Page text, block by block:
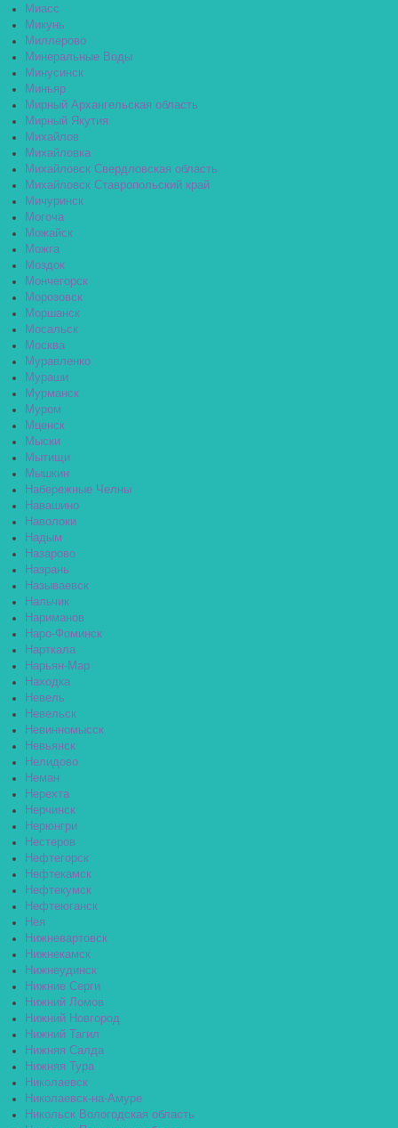
Миасс
Микунь
Миллерово
Минеральные Воды
Минусинск
Миньяр
Мирный Архангельская область
Мирный Якутия
Михайлов
Михайловка
Михайловск Свердловская область
Михайловск Ставропольский край
Мичуринск
Могоча
Можайск
Можга
Моздок
Мончегорск
Морозовск
Моршанск
Мосальск
Москва
Муравленко
Мураши
Мурманск
Муром
Мценск
Мыски
Мытищи
Мышкин
Набережные Челны
Навашино
Наволоки
Надым
Назарово
Назрань
Называевск
Нальчик
Нариманов
Наро-Фоминск
Нарткала
Нарьян-Мар
Находка
Невель
Невельск
Невинномысск
Невьянск
Нелидово
Неман
Нерехта
Нерчинск
Нерюнгри
Нестеров
Нефтегорск
Нефтекамск
Нефтекумск
Нефтеюганск
Нея
Нижневартовск
Нижнекамск
Нижнеудинск
Нижние Серги
Нижний Ломов
Нижний Новгород
Нижний Тагил
Нижняя Салда
Нижняя Тура
Николаевск
Николаевск-на-Амуре
Никольск Вологодская область